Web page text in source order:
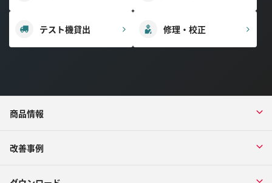
テスト機貸出 修理・校正
商品情報
改善事例